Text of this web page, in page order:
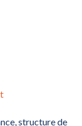
structure de